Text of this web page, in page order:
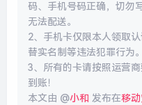
码、手机号码正确，切勿
无法配送。
2、手机卡仅限本人领取
替实名制等违法犯罪行为。
3、所有的卡请按照运营
到账！
本文由 @小和 发布在移动